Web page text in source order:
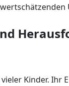
Kinder. Ihr